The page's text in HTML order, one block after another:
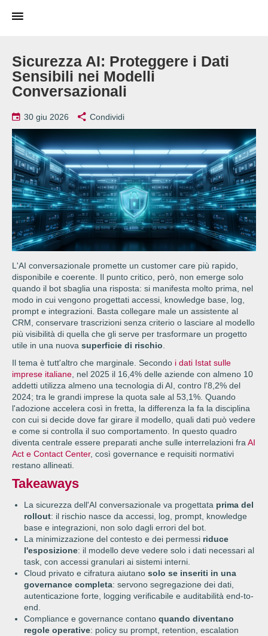
Sicurezza AI: Proteggere i Dati
Sensibili nei Modelli
Conversazionali
30 giu 2026 Condividi
L'AI conversazionale promette un customer care più rapido,
disponibile e coerente. Il punto critico, però, non emerge solo
quando il bot sbaglia una risposta: si manifesta molto prima, nel
modo in cui vengono progettati accessi, knowledge base, log,
prompt e integrazioni. Basta collegare male un assistente al
CRM, conservare trascrizioni senza criterio o lasciare al modello
più visibilità di quella che gli serve per trasformare un progetto
utile in una nuova superficie di rischio
Il tema è tutt'altro che marginale. Secondo i dati Istat sulle
imprese italiane , nel 2025 il 16,4% delle aziende con almeno 10
addetti utilizza almeno una tecnologia di AI, contro l'8,2% del
2024; tra le grandi imprese la quota sale al 53,1%. Quando
l'adozione accelera così in fretta, la differenza la fa la disciplina
con cui si decide dove far girare il modello, quali dati può vedere
e come si controlla il suo comportamento. In questo quadro
diventa centrale essere preparati anche sulle interrelazioni fra AI
Act e Contact Center, così governance e requisiti normativi
restano allineati.
Takeaways
La sicurezza dell'AI conversazionale va progettata prima del
rollout: il rischio nasce da accessi, log, prompt, knowledge
base e integrazioni, non solo dagli errori del bot.
La minimizzazione del contesto e dei permessi riduce
l'esposizione: il modello deve vedere solo i dati necessari al
task, con accessi granulari ai sistemi interni.
Cloud privato e cifratura aiutano solo se inseriti in una
governance completa: servono segregazione dei dati,
autenticazione forte, logging verificabile e auditabilità end-to-
end.
Compliance e governance contano quando diventano
regole operative: policy su prompt, retention, escalation